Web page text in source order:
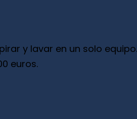
y lavar en un solo
euros.